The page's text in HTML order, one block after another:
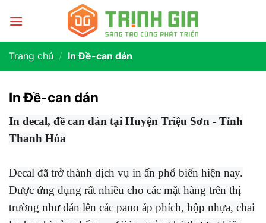
Trang chủ / In Đề-can dán
In Đề-can dán
In decal, đề can dán tại Huyện Triệu Sơn - Tỉnh
Thanh Hóa
Decal đã trở thành dịch vụ in ấn phổ biến hiện nay.
Được ứng dụng rất nhiều cho các mặt hàng trên thị
trường như dán lên các pano áp phích, hộp nhựa, chai